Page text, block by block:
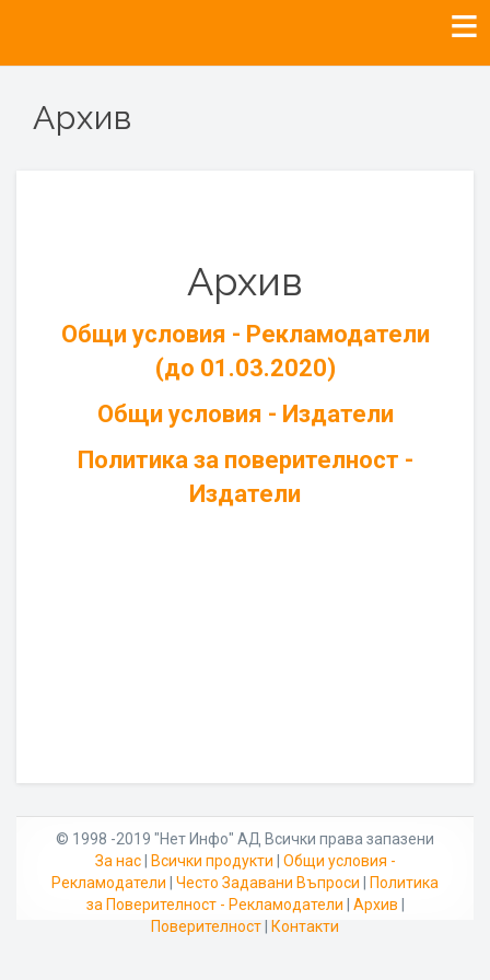
Архив
Архив
Общи условия - Рекламодатели
(до 01.03.2020)
Общи условия - Издатели
Политика за поверителност -
Издатели
© 1998 -2019 "Нет Инфо" АД Всички права запазени
За нас| Всички продукти
Общи условия -
Рекламодатели
Често Задавани Въпроси
Политика
за Поверителност - Рекламодатели
Архив
Поверителност
Контакти